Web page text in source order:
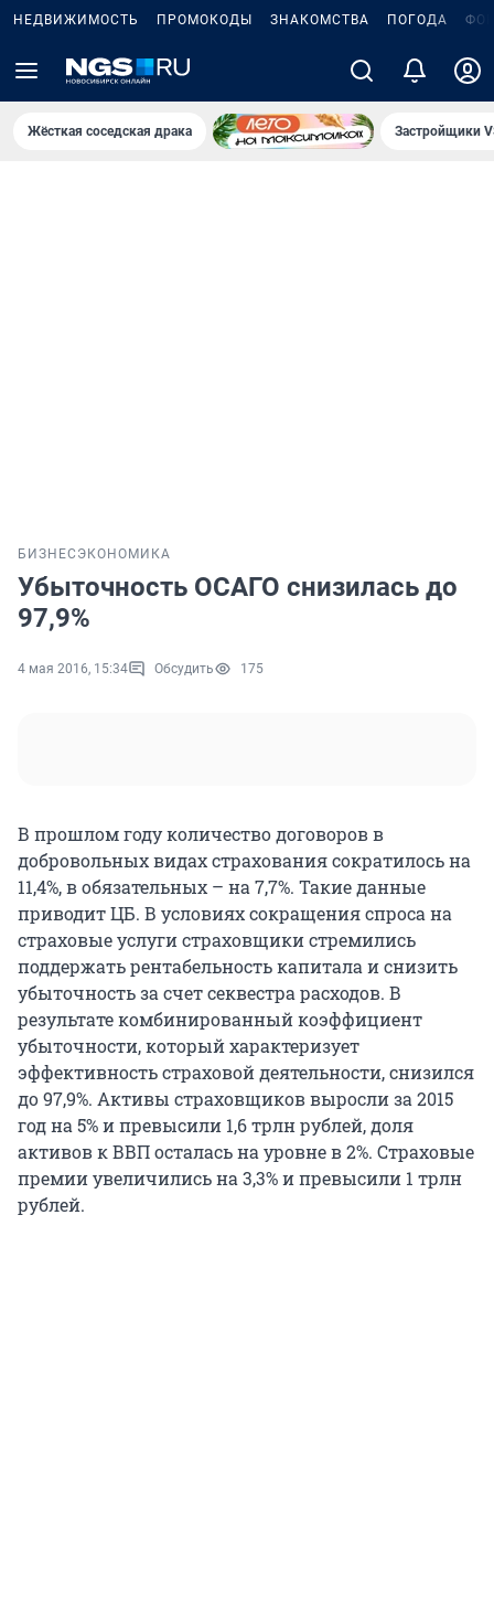
НЕДВИЖИМОСТЬ ПРОМОКОДЫ ЗНАКОМСТВА ПОГОДА
Жёсткая соседская драка Застройщики
БИЗНЕС ЭКОНОМИКА
Убыточность ОСАГО снизилась до
97,9%
4 мая 2016, 15:34 Обсудить 175
В прошлом году количество договоров в
добровольных видах страхования сократилось на
11,4%, в обязательных – на 7,7%. Такие данные
приводит ЦБ. В условиях сокращения спроса на
страховые услуги страховщики стремились
поддержать рентабельность капитала и снизить
убыточность за счет секвестра расходов. В
результате комбинированный коэффициент
убыточности, который характеризует
эффективность страховой деятельности, снизился
до 97,9%. Активы страховщиков выросли за 2015
год на 5% и превысили 1,6 трлн рублей, доля
активов к ВВП осталась на уровне в 2%. Страховые
премии увеличились на 3,3% и превысили 1 трлн
рублей.